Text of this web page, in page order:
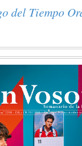
del Tiempo
AVISO USO DE